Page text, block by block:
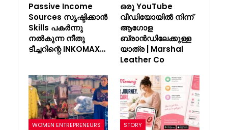
Passive Income
Sources സൃഷ്ടിക്കാൻ
Skills പകർന്നു
നൽകുന്ന നീതു
ടീച്ചറിന്റെ INKOMAX…
ഒരു YouTube
വീഡിയോയിൽ നിന്ന്
ആഗോള
ബ്രാൻഡിലേക്കുള്ള
യാത്ര | Marshal
Leather Co
WOMEN ENTREPRENEURS STORY